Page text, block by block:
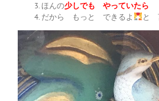
ほんの少しでも やっていたら
だから もっと できるよ
と